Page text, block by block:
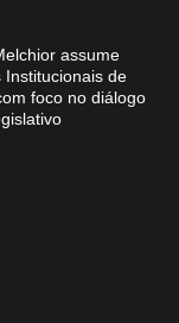
assume
Institucionais de
foco no diálogo